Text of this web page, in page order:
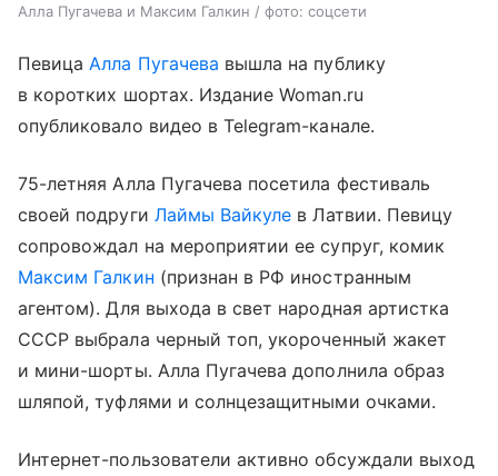
Алла Пугачева и Максим Галкин / фото: соцсети
Певица Алла Пугачева вышла на публику
в коротких шортах. Издание Woman.ru
опубликовало видео в Telegram-канале.
75-летняя Алла Пугачева посетила фестиваль
своей подруги Лаймы Вайкуле в Латвии. Певицу
сопровождал на мероприятии ее супруг, комик
Максим Галкин (признан в РФ иностранным
агентом). Для выхода в свет народная артистка
СССР выбрала черный топ, укороченный жакет
и мини-шорты. Алла Пугачева дополнила образ
шляпой, туфлями и солнцезащитными очками.
Интернет-пользователи активно обсуждали выход